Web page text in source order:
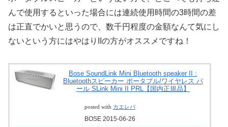
んで使用するといった場合には連続使用時間の3時間の差
は正直でかいと思うので、数千円程度の金額なんて気にし
ないという方にはやはりIIの方がオススメですね！
Bose SoundLink Mini Bluetooth speaker II :
Bluetoothスピーカー ポータブル/ワイヤレス パ
ール SLink Mini II PRL【国内正規品】
posted with カエレバ
BOSE 2015-06-26